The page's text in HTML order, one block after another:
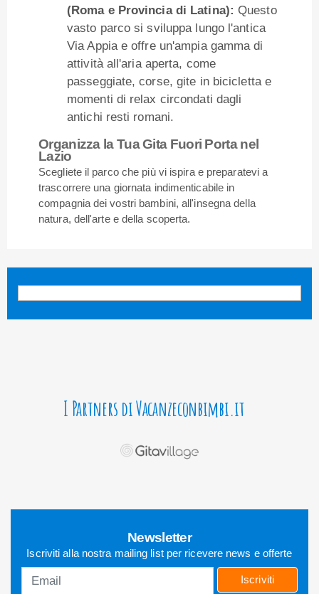
(Roma e Provincia di Latina): Questo
vasto parco si sviluppa lungo l'antica
Via Appia e offre un'ampia gamma di
attività all'aria aperta, come
passeggiate, corse, gite in bicicletta e
momenti di relax circondati dagli
antichi resti romani.
Organizza la Tua Gita Fuori Porta nel
Lazio
Scegliete il parco che più vi ispira e preparatevi a
trascorrere una giornata indimenticabile in
compagnia dei vostri bambini, all'insegna della
natura, dell'arte e della scoperta.
I Partners di Vacanzeconbimbi.it
Newsletter
Iscriviti alla nostra mailing list per ricevere news e offerte
Iscriviti